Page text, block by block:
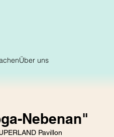
Über uns
Nebenan"
Pavillon